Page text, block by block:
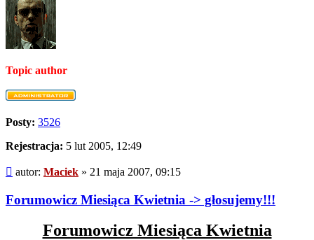
Topic author
Posty: 3526
Rejestracja: 5 lut 2005, 12:49
Post
autor: Maciek » 21 maja 2007, 09:15
Forumowicz Miesiąca Kwietnia -> głosujemy!!!
Forumowicz Miesiąca Kwietnia